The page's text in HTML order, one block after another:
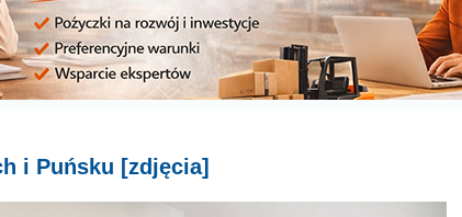
i Puńsku [zdjęcia]